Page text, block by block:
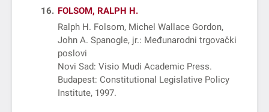
16
FOLSOM, RALPH H.
Ralph H. Folsom, Michel Wallace Gordon,
John A. Spanogle, jr.: Međunarodni trgovački
poslovi
Novi Sad: Visio Mudi Academic Press
Budapest: Constitutional Legislative Policy
Institute, 1997